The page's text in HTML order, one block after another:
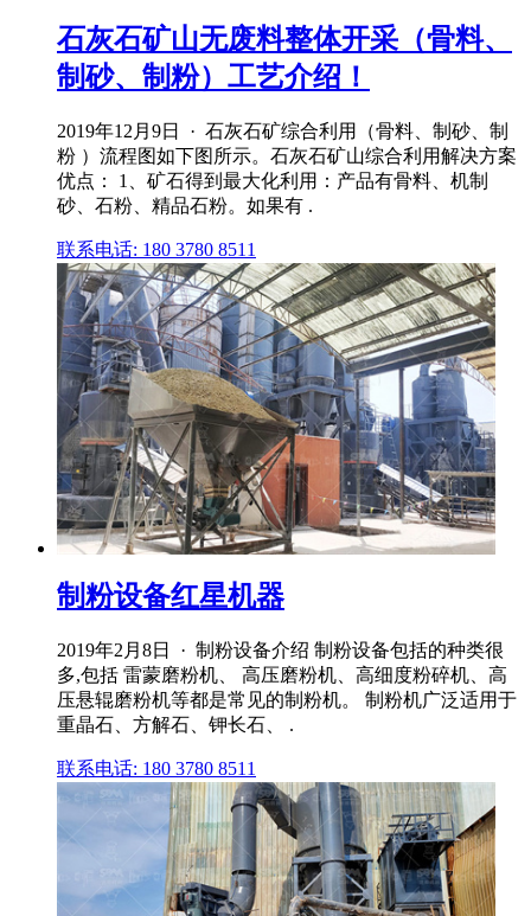
石灰石矿山无废料整体开采（骨料、
制砂、制粉）工艺介绍！
2019年12月9日 · 石灰石矿综合利用（骨料、制砂、制
粉 ）流程图如下图所示。石灰石矿山综合利用解决方案
优点： 1、矿石得到最大化利用：产品有骨料、机制
砂、石粉、精品石粉。如果有 .
联系电话: 180 3780 8511
制粉设备红星机器
2019年2月8日 · 制粉设备介绍 制粉设备包括的种类很
多,包括 雷蒙磨粉机、 高压磨粉机、高细度粉碎机、高
压悬辊磨粉机等都是常见的制粉机。 制粉机广泛适用于
重晶石、方解石、钾长石、 .
联系电话: 180 3780 8511